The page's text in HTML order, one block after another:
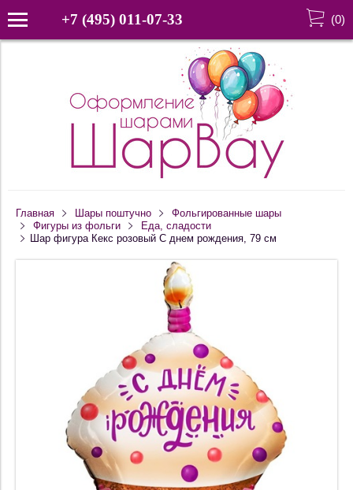
+7 (495) 011-07-33 (0)
Главная Шары поштучно
Фольгированные шары
Фигуры из фольги
Еда, сладости
Шар фигура Кекс розовый С днем рождения, 79 см